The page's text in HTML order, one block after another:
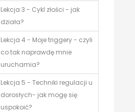
Lekcja 3 - Cykl złości - jak
działa?
Lekcja 4 - Moje triggery - czyli
co tak naprawdę mnie
uruchamia?
Lekcja 5 - Techniki regulacji u
dorosłych- jak mogę się
uspokoić?